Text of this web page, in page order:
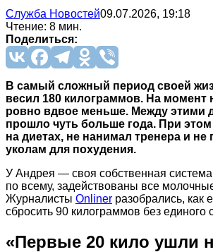
Служба Новостей09.07.2026, 19:18
Чтение: 8 мин.
Поделиться:
В самый сложный период своей
весил 180 килограммов. На момент
ровно вдвое меньше. Между этими
прошло чуть больше года. При этом
на диетах, не нанимал тренера и не
уколам для похудения.
У Андрея — своя собственная
по всему, задействованы все
Журналисты Onliner разобрались, как
сбросить 90 килограммов без единого
«Первые 20 кило ушли